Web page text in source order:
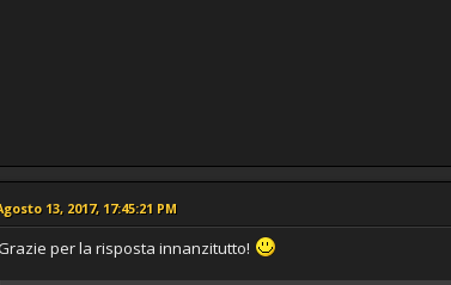
13, 2017, 17:45:21 PM
per la risposta innanzitutto!